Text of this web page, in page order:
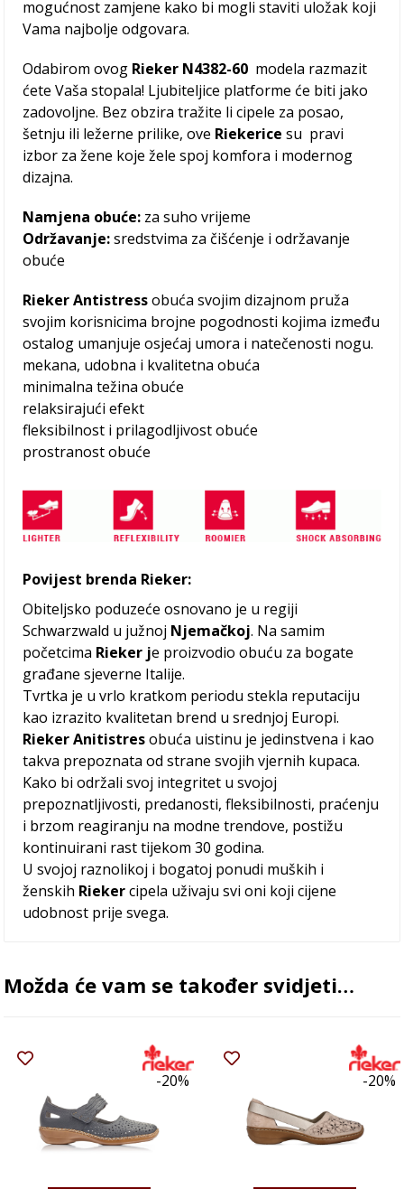
mogućnost zamjene kako bi mogli staviti uložak koji
Vama najbolje odgovara.
Odabirom ovog Rieker N4382-60 modela razmazit
ćete Vaša stopala! Ljubiteljice platforme će biti jako
zadovoljne. Bez obzira tražite li cipele za posao,
šetnju ili ležerne prilike, ove Riekerice su pravi
izbor za žene koje žele spoj komfora i modernog
dizajna.
Namjena obuće: za suho vrijeme
Održavanje:sredstvima za čišćenje i održavanje
obuće
Rieker Antistressobuća svojim dizajnom pruža
svojim korisnicima brojne pogodnosti kojima između
ostalog umanjuje osjećaj umora i natečenosti nogu.
mekana, udobna i kvalitetna obuća
minimalna težina obuće
relaksirajući efekt
fleksibilnost i prilagodljivost obuće
prostranost obuće
Povijest brenda Rieker:
Obiteljsko poduzeće osnovano je u regiji
Schwarzwald u južnoj Njemačkoj. Na samim
početcima Rieker je proizvodio obuću za bogate
građane sjeverne Italije.
Tvrtka je u vrlo kratkom periodu stekla reputaciju
kao izrazito kvalitetan brend u srednjoj Europi.
Rieker Anitistresobuća uistinu je jedinstvena i kao
takva prepoznata od strane svojih vjernih kupaca.
Kako bi održali svoj integritet u svojoj
prepoznatljivosti, predanosti, fleksibilnosti, praćenju
i brzom reagiranju na modne trendove, postižu
kontinuirani rast tijekom 30 godina.
U svojoj raznolikoj i bogatoj ponudi muških i
ženskih Riekercipela uživaju svi oni koji cijene
udobnost prije svega.
Možda će vam se također svidjeti…
-20% -20%